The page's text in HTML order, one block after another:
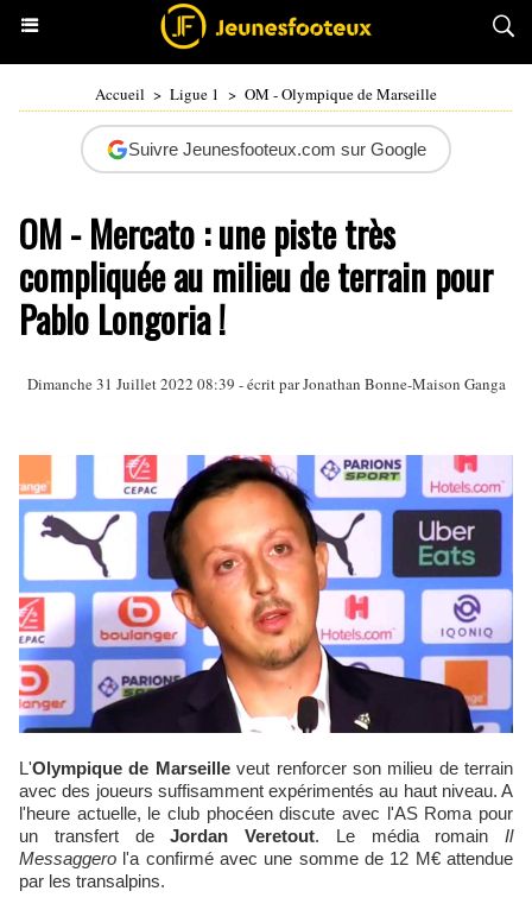
Accueil > Ligue 1 > OM - Olympique de Marseille
Suivre Jeunesfooteux.com sur Google
OM - Mercato : une piste très
compliquée au milieu de terrain pour
Pablo Longoria !
Dimanche 31 Juillet 2022 08:39 - écrit parJonathan Bonne-Maison Ganga
L'Olympique de Marseilleveut renforcer son milieu de terrain
avec des joueurs suffisamment expérimentés au haut niveau. A
l'heure actuelle, le club phocéen discute avec l'AS Roma pour
un transfert deJordan Veretout. Le média romain Il
Messaggero l'a confirmé avec une somme de 12 M€ attendue
par les transalpins.